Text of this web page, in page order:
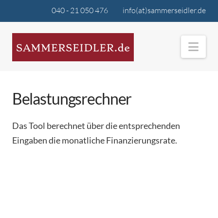
040 - 21 050 476 info(at)sammerseidler.de
Belastungsrechner
Das Tool berechnet über die entsprechenden
Eingaben die monatliche Finanzierungsrate.